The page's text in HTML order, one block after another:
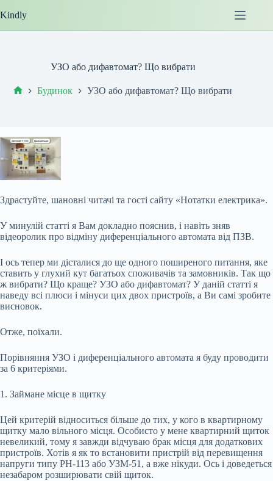
до
Kindly
УЗО або дифавтомат? Що вибрати
Будинок УЗО або дифавтомат? Що вибрати
Здрастуйте, шановні читачі та гості сайту «Нотатки електрика».
У минулій статті я Вам докладно пояснив, і навіть зняв
відеоролик про відміну диференціального автомата від ПЗВ.
І ось тепер ми дісталися до ще одного поширеного питання, яке
ставить у глухий кут багатьох споживачів та замовників. Так що
ж вибрати? Що краще? УЗО або дифавтомат? У даній статті я
наведу всі плюси і мінуси цих двох пристроїв, а Ви самі зробите
висновок.
Отже, поїхали.
Порівняння УЗО і диференціального автомата я буду проводити
за 6 критеріями.
1. Займане місце в щитку
Цей критерій відноситься більше до тих, у кого в квартирному
щитку мало вільного місця. Особисто у мене квартирний щиток
невеликий, тому я завжди відчуваю брак місця для додаткових
пристроїв. Хотів я як то встановити пристрій від перевищення
напруги типу РН-113 або УЗМ-51, а вже нікуди. Ось і доведеться
незабаром розширювати свій щиток.